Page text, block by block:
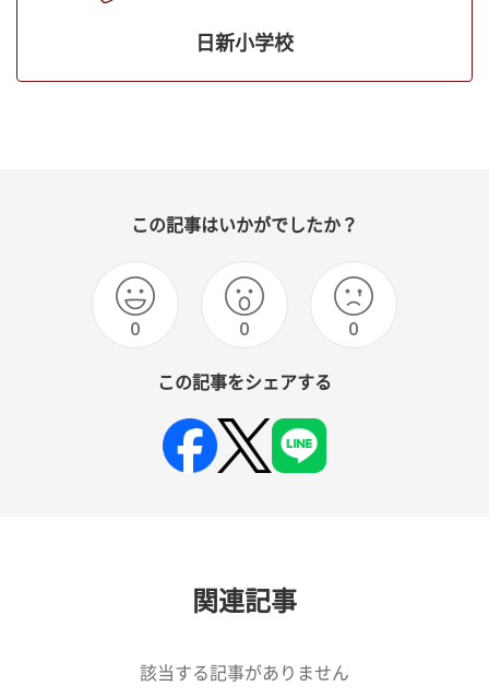
日新小学校
この記事はいかがでしたか？
0 0 0
この記事をシェアする
関連記事
該当する記事がありません